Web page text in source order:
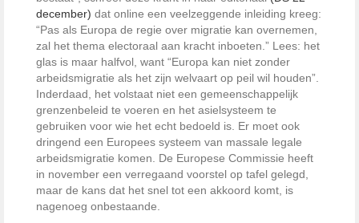
december) dat online een veelzeggende inleiding kreeg:
“Pas als Europa de regie over migratie kan overnemen,
zal het thema electoraal aan kracht inboeten.” Lees: het
glas is maar halfvol, want “Europa kan niet zonder
arbeidsmigratie als het zijn welvaart op peil wil houden”.
Inderdaad, het volstaat niet een gemeenschappelijk
grenzenbeleid te voeren en het asielsysteem te
gebruiken voor wie het echt bedoeld is. Er moet ook
dringend een Europees systeem van massale legale
arbeidsmigratie ­komen. De Europese Commissie heeft
in november een verregaand voorstel op tafel gelegd,
maar de kans dat het snel tot een akkoord komt, is
nagenoeg onbestaande.